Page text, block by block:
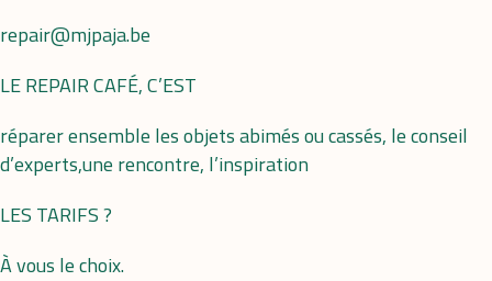
repair@mjpaja.be
LE REPAIR CAFÉ, C’EST
réparer ensemble les objets abimés ou cassés, le conseil
d’experts,une rencontre, l’inspiration
LES TARIFS ?
À vous le choix.